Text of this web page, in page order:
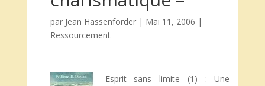
par Jean Hassenforder| Mai 11, 2006 |
Ressourcement
Esprit sans limite (1) : Une